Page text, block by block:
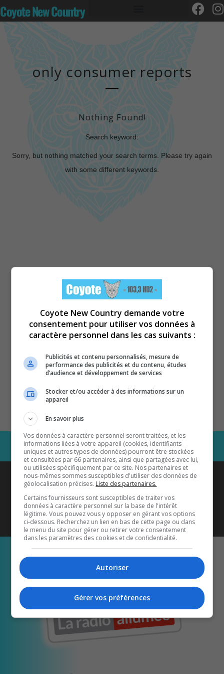
Coyote New Country
only consumer reports
Nothing Found!
Search keyword:
Sorry, but nothing matched your search terms. Please try again
with some different keywords.
Coyote New Countryest diffusé
également sur1033 HD2
Écoutez-nous aussi sur…
Coyote New Country demande votre
consentement pour utiliser vos données à
caractère personnel dans les cas suivants :
Publicités et contenu personnalisés, mesure de
performance des publicités et du contenu, études
d’audience et développement de services
Stocker et/ou accéder à des informations sur un
appareil
En savoir plus
Vos données à caractère personnel seront traitées, et les
informations liées à votre appareil (cookies, identifiants
uniques et autres types de données) pourront être stockées
et consultées par 66 partenaires, ainsi que partagées avec lui,
ou utilisées spécifiquement par ce site. Nos partenaires et
nous-mêmes sommes susceptibles d'utiliser des données de
géolocalisation précises. Liste des partenaires.
Certains fournisseurs sont susceptibles de traiter vos
données à caractère personnel sur la base de l'intérêt
légitime. Vous pouvez vous y opposer en gérant vos options
ci-dessous. Recherchez un lien en bas de cette page ou dans
le menu du site pour gérer ou retirer votre consentement
dans les paramètres des cookies et de confidentialité.
Autoriser
Gérer vos préférences